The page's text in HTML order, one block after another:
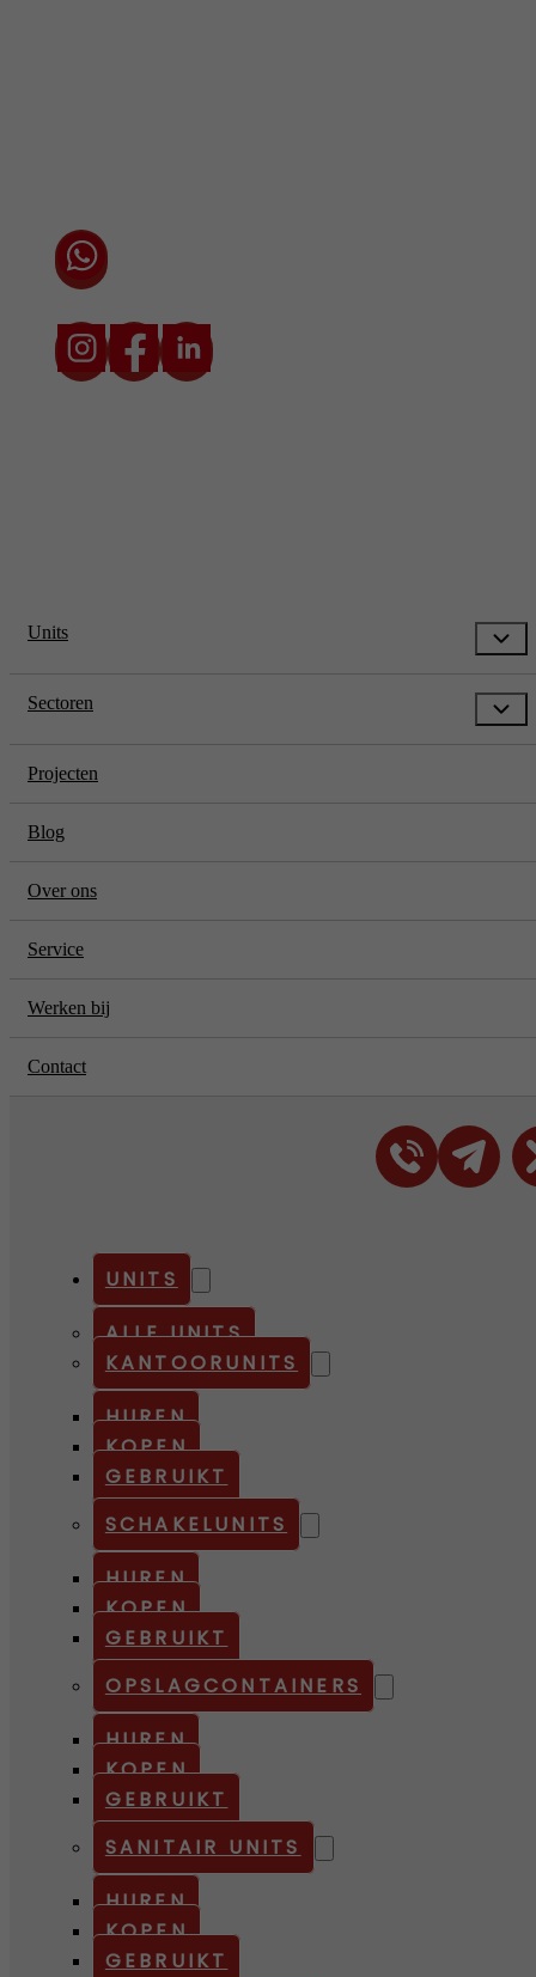
Units
Sectoren
Projecten
Blog
Over ons
Service
Werken bij
Contact
UNITS
ALLE UNITS
KANTOORUNITS
HUREN
KOPEN
GEBRUIKT
SCHAKELUNITS
HUREN
KOPEN
GEBRUIKT
OPSLAGCONTAINERS
HUREN
KOPEN
GEBRUIKT
SANITAIR UNITS
HUREN
KOPEN
GEBRUIKT